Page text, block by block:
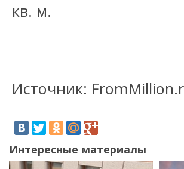
кв. м.
Источник:
Интересные материалы